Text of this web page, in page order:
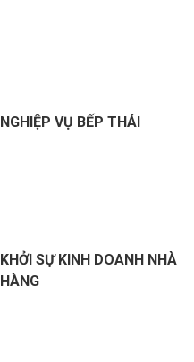
NGHIỆP VỤ BẾP THÁI
KHỞI SỰ KINH DOANH NHÀ
HÀNG